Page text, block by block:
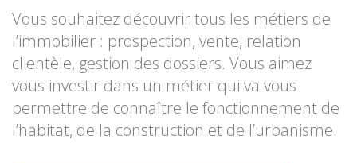
Vous souhaitez découvrir tous les métiers de
l’immobilier : prospection, vente, relation
clientèle, gestion des dossiers. Vous aimez
vous investir dans un métier qui va vous
permettre de connaître le fonctionnement de
l’habitat, de la construction et de l’urbanisme.